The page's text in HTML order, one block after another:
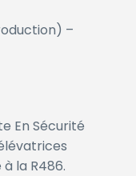
–
En Sécurité
la R486.